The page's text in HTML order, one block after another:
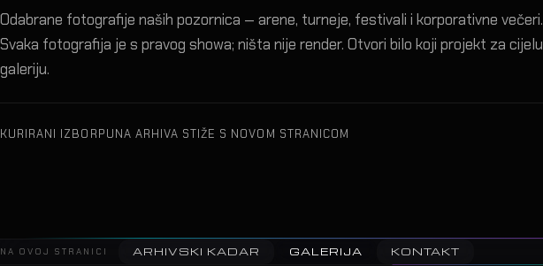
Odabrane fotografije naših pozornica — arene, turneje, festivali i korporativne večeri.
Svaka fotografija je s pravog showa; ništa nije render. Otvori bilo koji projekt za cijelu
galeriju.
KURIRANI IZBORPUNA ARHIVA STIŽE S NOVOM STRANICOM
NA OVOJ STRANICI ARHIVSKI KADAR GALERIJA KONTAKT